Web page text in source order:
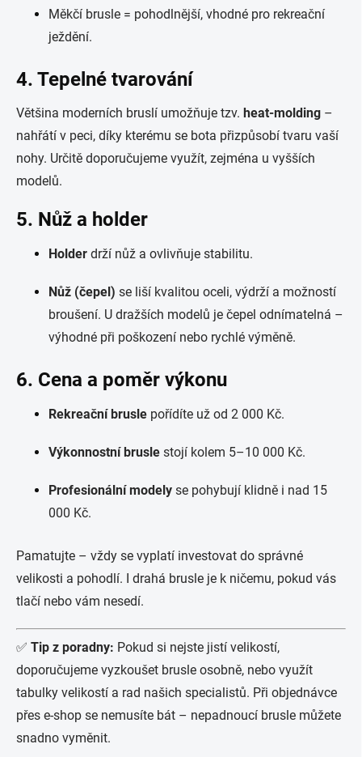
Měkčí brusle = pohodlnější, vhodné pro rekreační
ježdění.
4. Tepelné tvarování
Většina moderních bruslí umožňuje tzv. heat-molding –
nahřátí v peci, díky kterému se bota přizpůsobí tvaru vaší
nohy. Určitě doporučujeme využít, zejména u vyšších
modelů.
5. Nůž a holder
Holder drží nůž a ovlivňuje stabilitu.
Nůž (čepel) se liší kvalitou oceli, výdrží a možností
broušení. U dražších modelů je čepel odnímatelná –
výhodné při poškození nebo rychlé výměně.
6. Cena a poměr výkonu
Rekreační brusle pořídíte už od 2 000 Kč.
Výkonnostní brusle stojí kolem 5–10 000 Kč.
Profesionální modely se pohybují klidně i nad 15
000 Kč.
Pamatujte – vždy se vyplatí investovat do správné
velikosti a pohodlí. I drahá brusle je k ničemu, pokud vás
tlačí nebo vám nesedí.
✅ Tip z poradny: Pokud si nejste jistí velikostí,
doporučujeme vyzkoušet brusle osobně, nebo využít
tabulky velikostí a rad našich specialistů. Při objednávce
přes e-shop se nemusíte bát – nepadnoucí brusle můžete
snadno vyměnit.